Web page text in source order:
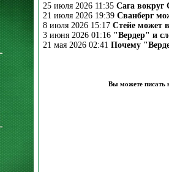
25 июля 2026 11:35 Сага вокруг
21 июля 2026 19:39 Сванберг
8 июля 2026 15:17 Стейе может
3 июня 2026 01:16 "Вердер" и
21 мая 2026 02:41 Почему
Вы можете писать